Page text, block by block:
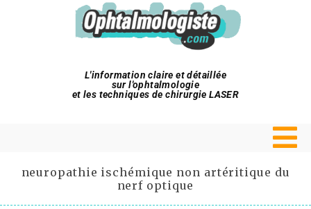
L'information claire et détaillée
sur l'ophtalmologie
et les techniques de chirurgie LASER
neuropathie ischémique non artéritique du
nerf optique